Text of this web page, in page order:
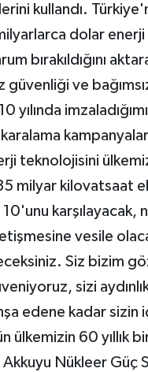
kullandı.
dolar
bırakıldığını
ve
yılında
teknolojisini
35 milyar
karşılayacak,
vesile
Siz bizim
sizi
inşa edene kadar
ülkemizin 60 yıllık
Akkuyu Nükleer